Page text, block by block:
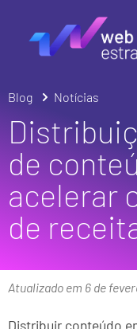
Blog Notícias
de
acelerar
de
Atualizado em 6 de
Distribuir conteúdo